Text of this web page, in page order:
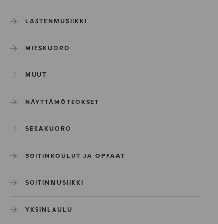
LASTENMUSIIKKI
MIESKUORO
MUUT
NÄYTTÄMÖTEOKSET
SEKAKUORO
SOITINKOULUT JA OPPAAT
SOITINMUSIIKKI
YKSINLAULU